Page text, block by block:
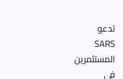
تدعو
SARS
المستثمرين
في